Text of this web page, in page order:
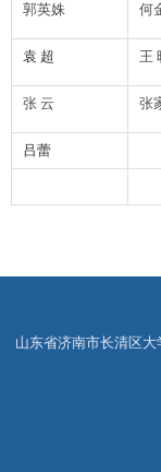
郭英姝 何
袁 超 王
张 云 张
吕蕾
山东省济南市长清区